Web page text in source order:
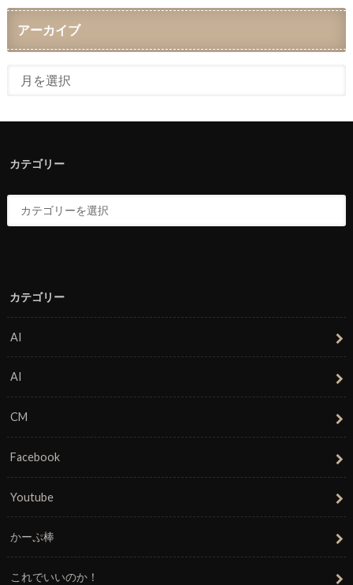
アーカイブ
カテゴリー
カテゴリー
AI
AI
CM
Facebook
Youtube
かーぷ棒
これでいいのか！